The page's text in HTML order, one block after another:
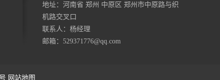
地址：河南省 郑州 中原区 郑州市中原路与织
机路交叉口
联系人：杨经理
邮箱：529371776@qq.com
网站地图